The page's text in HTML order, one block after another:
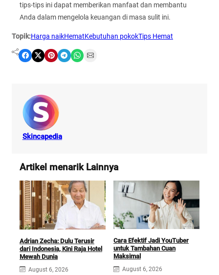
tips-tips ini dapat memberikan manfaat dan membantu
Anda dalam mengelola keuangan di masa sulit ini.
Topik:Harga naikHematKebutuhan pokokTips Hemat
Share on Facebook Share on X Share on Pinterest Share on Telegram Share on WhatsApp Share on Email
Skincapedia
Artikel menarik Lainnya
Adrian Zecha: Dulu Terusir
dari Indonesia, Kini Raja Hotel
Mewah Dunia
August 6, 2026
Cara Efektif Jadi YouTuber
untuk Tambahan Cuan
Maksimal
August 6, 2026